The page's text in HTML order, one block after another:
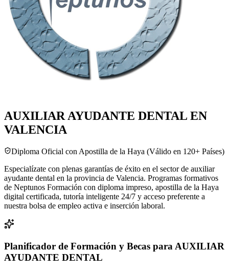
AUXILIAR AYUDANTE DENTAL EN
VALENCIA
Diploma Oficial con Apostilla de la Haya (Válido en 120+ Países)
Especialízate con plenas garantías de éxito en el sector de auxiliar
ayudante dental en la provincia de Valencia. Programas formativos
de Neptunos Formación con diploma impreso, apostilla de la Haya
digital certificada, tutoría inteligente 24/7 y acceso preferente a
nuestra bolsa de empleo activa e inserción laboral.
Planificador de Formación y Becas para AUXILIAR
AYUDANTE DENTAL